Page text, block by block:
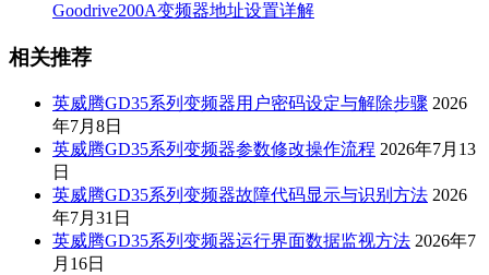
Goodrive200A变频器地址设置详解
相关推荐
英威腾GD35系列变频器用户密码设定与解除步骤 2026
年7月8日
英威腾GD35系列变频器参数修改操作流程 2026年7月13
日
英威腾GD35系列变频器故障代码显示与识别方法 2026
年7月31日
英威腾GD35系列变频器运行界面数据监视方法 2026年7
月16日